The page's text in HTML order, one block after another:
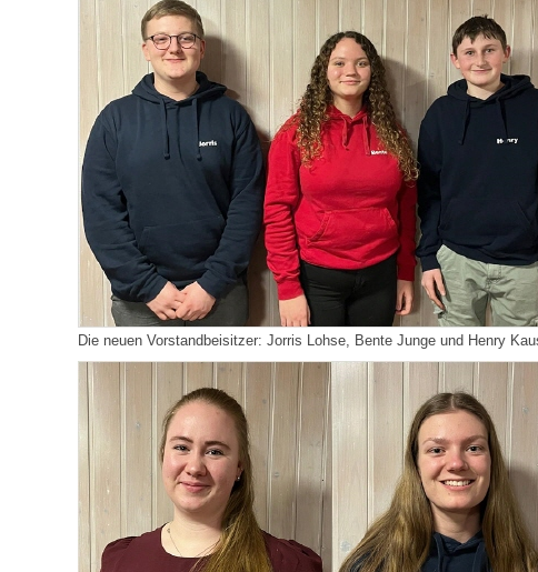
Die neuen Vorstandbeisitzer: Jorris Lohse, Bente Junge und Henry